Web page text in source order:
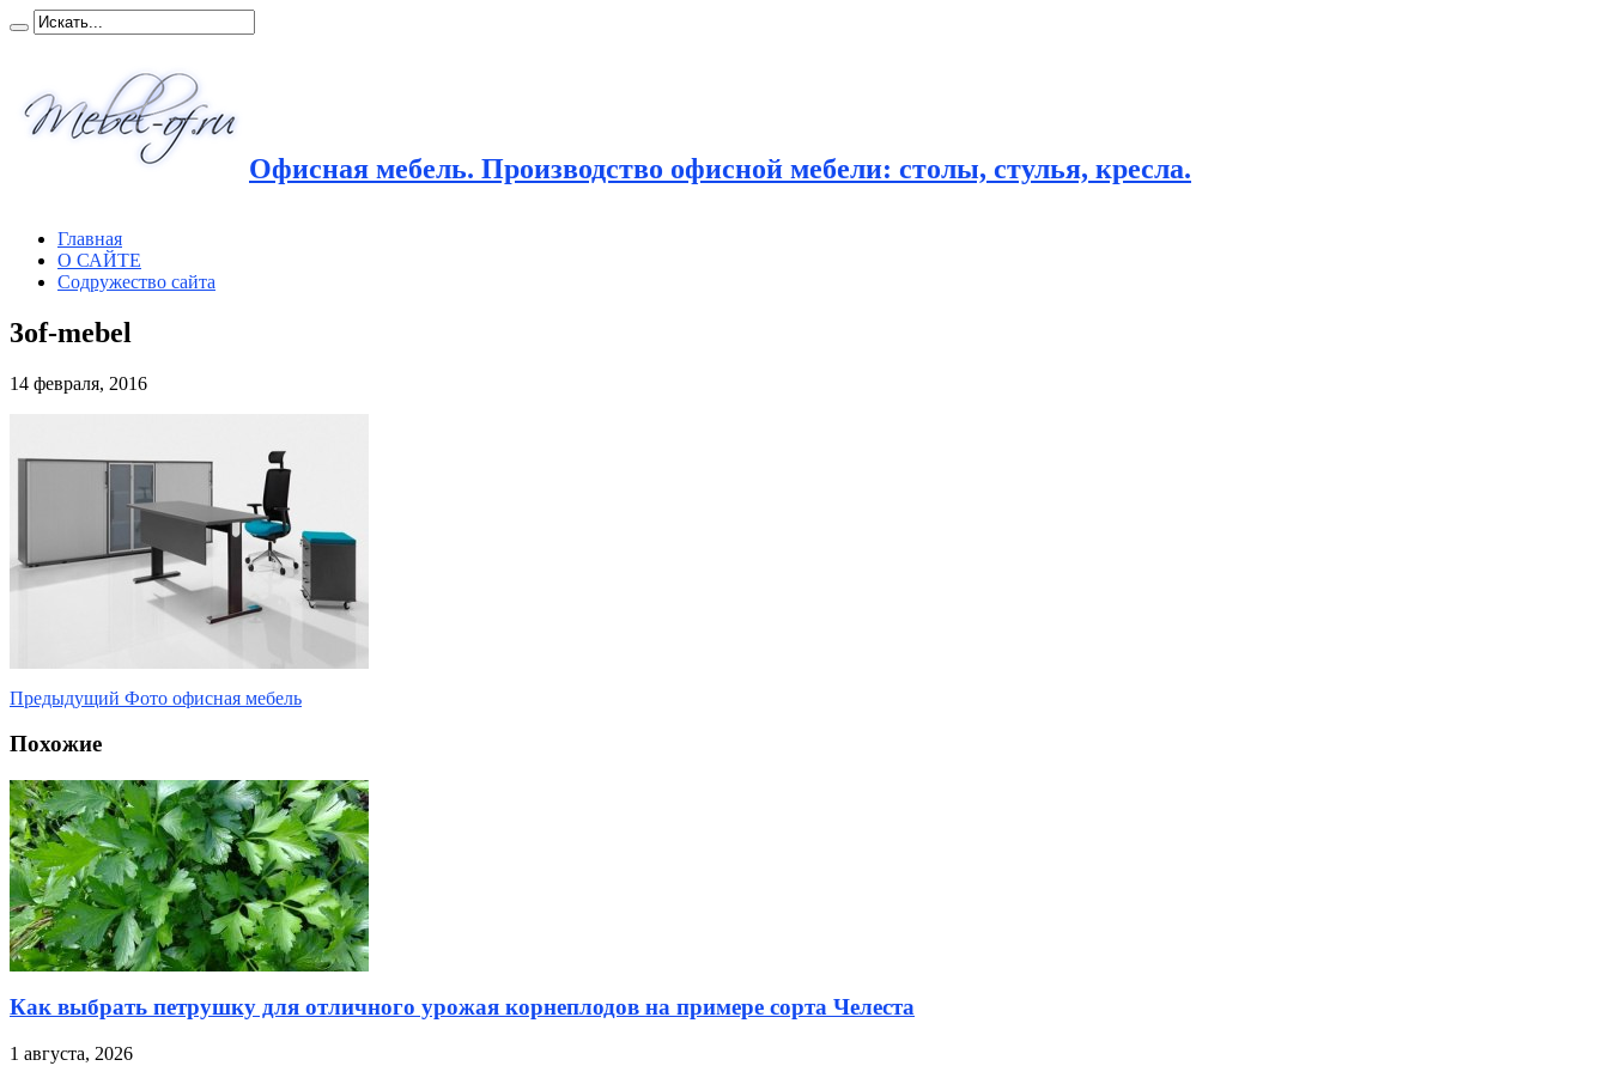
Офисная мебель. Производство офисной мебели: столы, стулья, кресла.
Главная
О САЙТЕ
Содружество сайта
3of-mebel
14 февраля, 2016
Предыдущий Фото офисная мебель
Похожие
Как выбрать петрушку для отличного урожая корнеплодов на примере сорта Челеста
1 августа, 2026